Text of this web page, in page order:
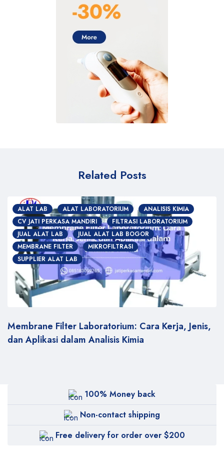
Related Posts
ALAT LAB ALAT LABORATORIUM
ANALISIS KIMIA
CV JATI PERKASA MANDIRI
FILTRASI LABORATORIUM
JUAL ALAT LAB
JUAL ALAT LAB BOGOR
MEMBRANE FILTER
MIKROFILTRASI
SUPPLIER ALAT LAB
Membrane Filter Laboratorium: Cara Kerja, Jenis,
dan Aplikasi dalam Analisis Kimia
100% Money back
Non-contact shipping
Free delivery for order over $200